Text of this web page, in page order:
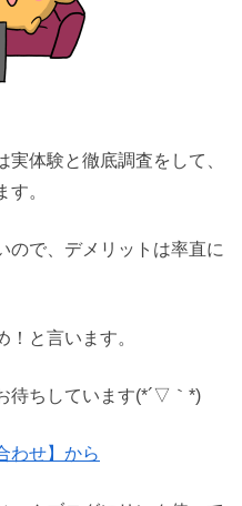
体験と徹底調査をして、
。
ので、デメリットは率直に
と言います。
待ちしています(*´▽｀*)
わせ】から